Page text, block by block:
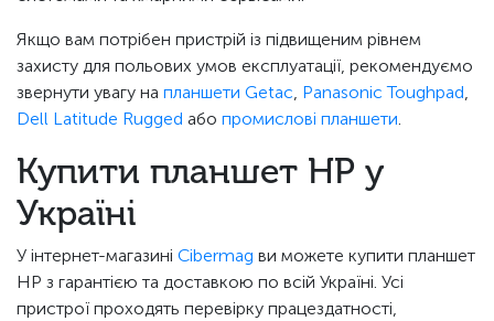
Якщо вам потрібен пристрій із підвищеним рівнем
захисту для польових умов експлуатації, рекомендуємо
звернути увагу на планшети Getac, Panasonic Toughpad,
Dell Latitude Rugged або промислові планшети.
Купити планшет HP у
Україні
У інтернет-магазині Cibermag ви можете купити планшет
HP з гарантією та доставкою по всій Україні. Усі
пристрої проходять перевірку працездатності,